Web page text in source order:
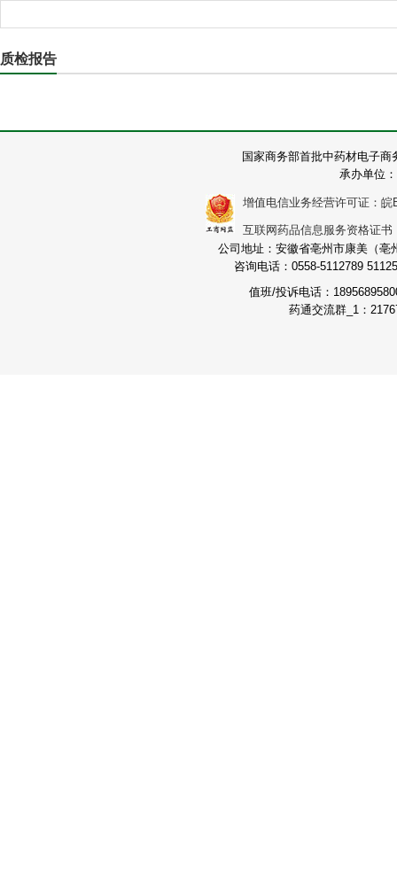
质检报告
国家商务部首批中药材电子
承办单位
增值电信业务经营许可证：皖
互联网药品信息服务资格证
公司地址：安徽省亳州市康美（
咨询电话：0558-5112789
值班/投诉电话：
药通交流群_1：